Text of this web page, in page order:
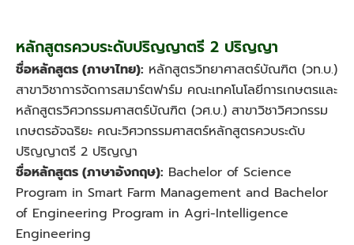
หลักสูตรควบระดับปริญญาตรี 2 ปริญญา
ชื่อหลักสูตร (ภาษาไทย): หลักสูตรวิทยาศาสตร์บัณฑิต (วท.บ.)
สาขาวิชาการจัดการสมาร์ตฟาร์ม คณะเทคโนโลยีการเกษตรและ
หลักสูตรวิศวกรรมศาสตร์บัณฑิต (วศ.บ.) สาขาวิชาวิศวกรรม
เกษตรอัจฉริยะ คณะวิศวกรรมศาสตร์หลักสูตรควบระดับ
ปริญญาตรี 2 ปริญญา
ชื่อหลักสูตร (ภาษาอังกฤษ): Bachelor of Science
Program in Smart Farm Management and Bachelor
of Engineering Program in Agri-Intelligence
Engineering